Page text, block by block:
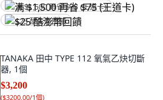
满 $1,500 再省 $75 (王道卡)
$25 酷澎幣回饋
TANAKA 田中 TYPE 112 氧氣乙炔切斷
器, 1個
$3,200
($3200.00/1個)